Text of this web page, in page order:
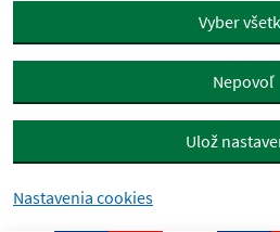
Vyber
Nepovoľ
Ulož
Nastavenia cookies